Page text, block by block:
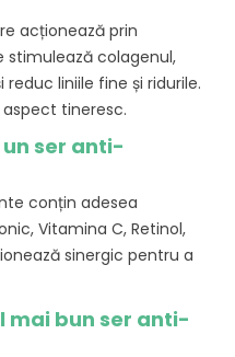
acționează prin
stimulează colagenul,
liniile fine și ridurile.
tineresc.
ser anti-
conțin adesea
Vitamina C, Retinol,
sinergic pentru a
mai bun ser anti-